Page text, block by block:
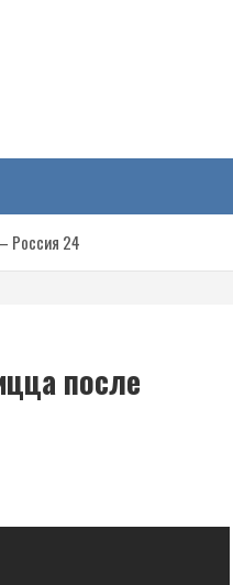
Россия 24
после